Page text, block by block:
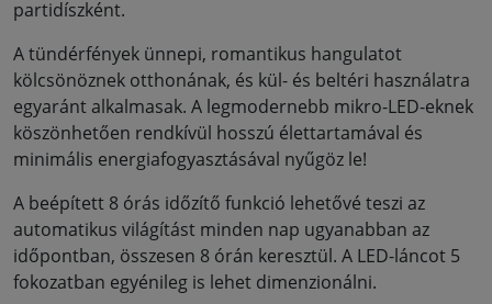
partidíszként.
A tündérfények ünnepi, romantikus hangulatot
kölcsönöznek otthonának, és kül- és beltéri használatra
egyaránt alkalmasak. A legmodernebb mikro-LED-eknek
köszönhetően rendkívül hosszú élettartamával és
minimális energiafogyasztásával nyűgöz le!
A beépített 8 órás időzítő funkció lehetővé teszi az
automatikus világítást minden nap ugyanabban az
időpontban, összesen 8 órán keresztül. A LED-láncot 5
fokozatban egyénileg is lehet dimenzionálni.